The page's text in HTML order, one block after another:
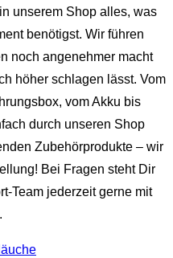
unserem Shop alles, was
benötigst. Wir führen
noch angenehmer macht
höher schlagen lässt. Vom
vom Akku bis
durch unseren Shop
Zubehörprodukte – wir
Bei Fragen steht Dir
Team jederzeit gerne mit